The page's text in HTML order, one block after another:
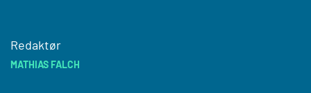
Redaktør
MATHIAS FALCH